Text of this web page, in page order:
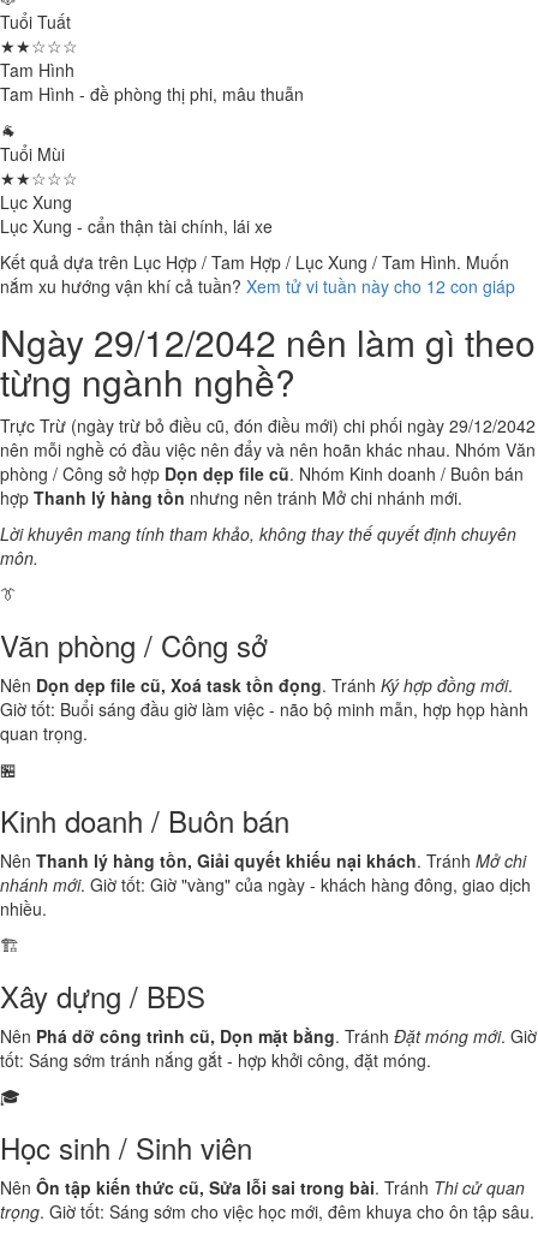
Tuổi Tuất
★★☆☆☆
Tam Hình
Tam Hình - đề phòng thị phi, mâu thuẫn
🐐
Tuổi Mùi
★★☆☆☆
Lục Xung
Lục Xung - cẩn thận tài chính, lái xe
Kết quả dựa trên Lục Hợp / Tam Hợp / Lục Xung / Tam Hình. Muốn
nắm xu hướng vận khí cả tuần? Xem tử vi tuần này cho 12 con giáp
Ngày 29/12/2042 nên làm gì theo
từng ngành nghề?
Trực Trừ (ngày trừ bỏ điều cũ, đón điều mới) chi phối ngày 29/12/2042
nên mỗi nghề có đầu việc nên đẩy và nên hoãn khác nhau. Nhóm Văn
phòng / Công sở hợp Dọn dẹp file cũ. Nhóm Kinh doanh / Buôn bán
hợp Thanh lý hàng tồn nhưng nên tránh Mở chi nhánh mới.
Lời khuyên mang tính tham khảo, không thay thế quyết định chuyên
môn.
👔
Văn phòng / Công sở
Nên Dọn dẹp file cũ, Xoá task tồn đọng. Tránh Ký hợp đồng mới.
Giờ tốt: Buổi sáng đầu giờ làm việc - não bộ minh mẫn, hợp họp hành
quan trọng.
🏪
Kinh doanh / Buôn bán
Nên Thanh lý hàng tồn, Giải quyết khiếu nại khách. Tránh Mở chi
nhánh mới. Giờ tốt: Giờ "vàng" của ngày - khách hàng đông, giao dịch
nhiều.
🏗️
Xây dựng / BĐS
Nên Phá dỡ công trình cũ, Dọn mặt bằng. Tránh Đặt móng mới. Giờ
tốt: Sáng sớm tránh nắng gắt - hợp khởi công, đặt móng.
🎓
Học sinh / Sinh viên
Nên Ôn tập kiến thức cũ, Sửa lỗi sai trong bài. Tránh Thi cử quan
trọng. Giờ tốt: Sáng sớm cho việc học mới, đêm khuya cho ôn tập sâu.